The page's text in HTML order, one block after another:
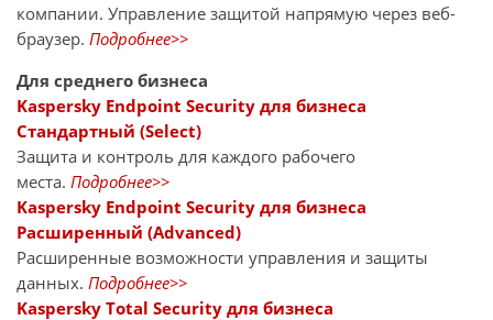
компании. Управление защитой напрямую через веб-
браузер. Подробнее>>
Для среднего бизнеса
Kaspersky Endpoint Security для бизнеса
Стандартный (Select)
Защита и контроль для каждого рабочего
места. Подробнее>>
Kaspersky Endpoint Security для бизнеса
Расширенный (Advanced)
Расширенные возможности управления и защиты
данных. Подробнее>>
Kaspersky Total Security для бизнеса